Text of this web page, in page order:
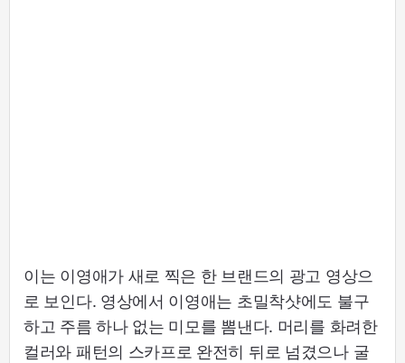
이는 이영애가 새로 찍은 한 브랜드의 광고 영상으
로 보인다. 영상에서 이영애는 초밀착샷에도 불구
하고 주름 하나 없는 미모를 뽐낸다. 머리를 화려한
컬러와 패턴의 스카프로 완전히 뒤로 넘겼으나 굴